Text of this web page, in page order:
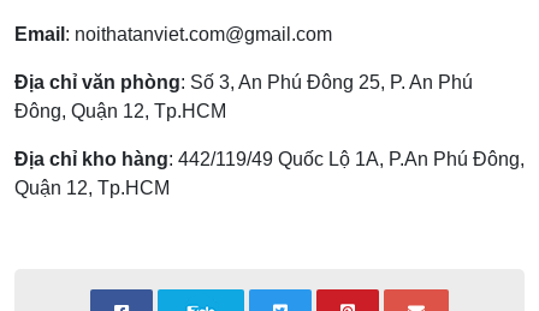
Email : noithatanviet.com@gmail.com
Địa chỉ văn phòng: Số 3, An Phú Đông 25, P. An Phú
Đông, Quận 12, Tp.HCM
Địa chỉ kho hàng: 442/119/49 Quốc Lộ 1A, P.An Phú Đông,
Quận 12, Tp.HCM